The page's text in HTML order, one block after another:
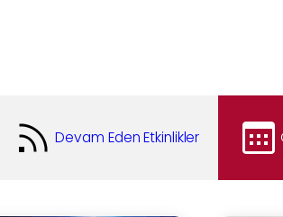
Devam Eden Etkinlikler